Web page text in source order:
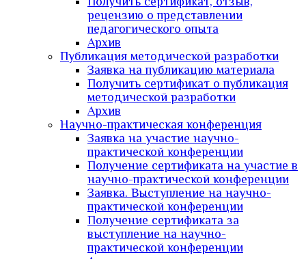
рецензию о представлении
педагогического опыта
Архив
Публикация методической разработки
Заявка на публикацию материала
Получить сертификат о публикация
методической разработки
Архив
Научно-практическая конференция
Заявка на участие научно-
практической конференции
Получение сертификата на участие в
научно-практической конференции
Заявка. Выступление на научно-
практической конференции
Получение сертификата за
выступление на научно-
практической конференции